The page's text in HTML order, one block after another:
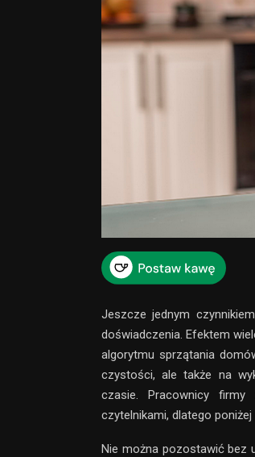
Jeszcze jednym
doświadczenia. Efektem
algorytmu sprzątania
czystości, ale także na
czasie. Pracownicy
czytelnikami, dlatego
Nie można pozostawić bez